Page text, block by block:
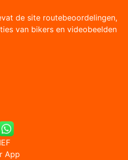
de site routebeoordelingen,
van bikers en videobeelden
App